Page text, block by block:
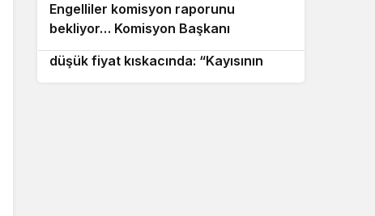
Engelliler komisyon raporunu
bekliyor… Komisyon Başkanı
Kasapoğlu: “10 bin sayfayı aşan
devasa bir değerlendirme havuzu söz
10
Malatyalı kayısı üreticisi maliyet ve
düşük fiyat kıskacında: “Kayısının